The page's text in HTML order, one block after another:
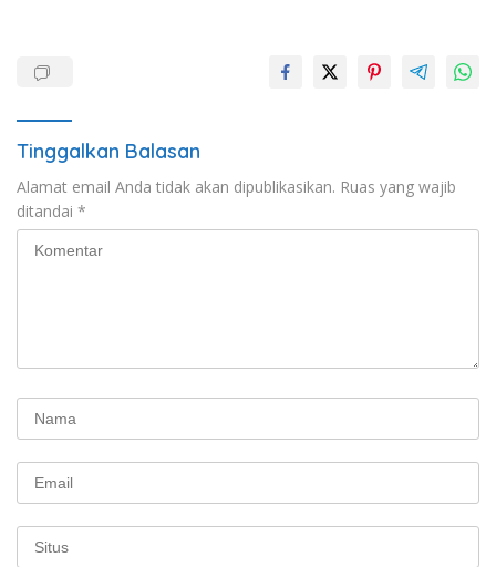
Tinggalkan Balasan
Alamat email Anda tidak akan dipublikasikan. Ruas yang wajib
ditandai *